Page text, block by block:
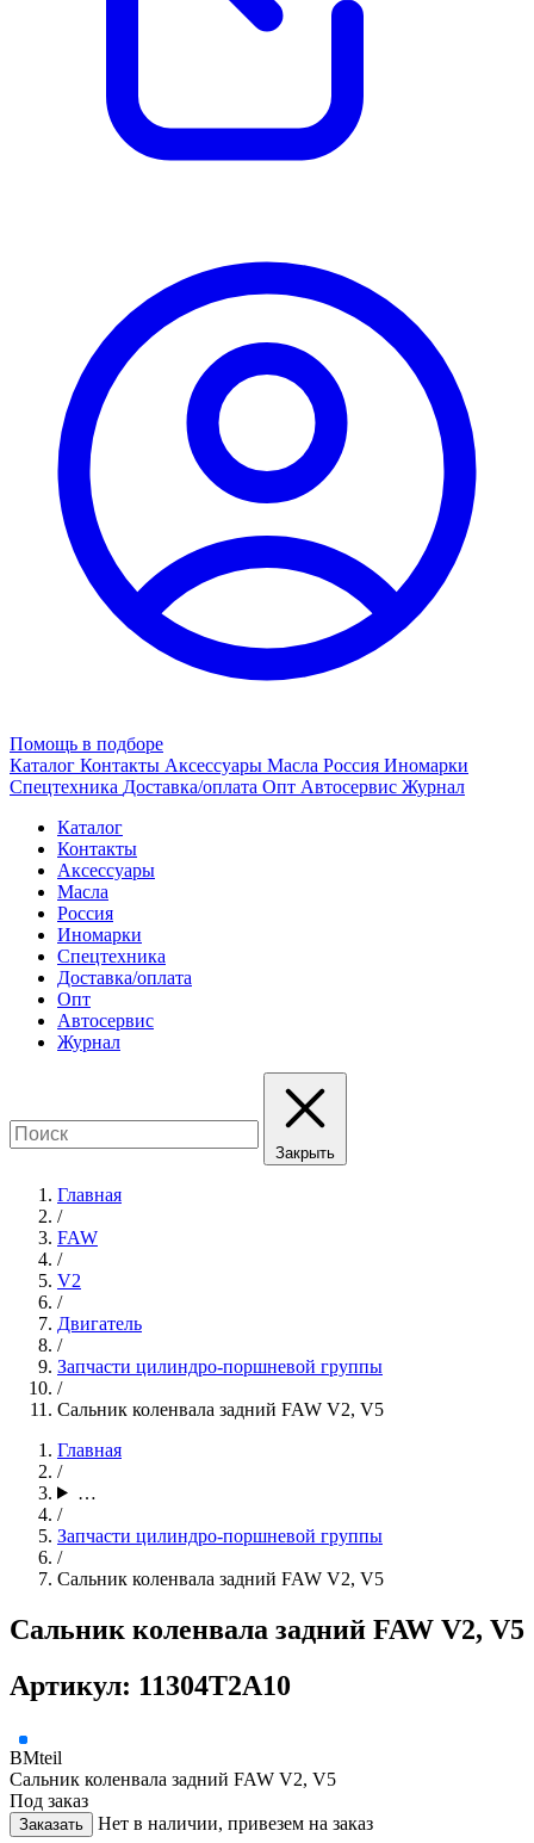
Помощь в подборе
Каталог Контакты Аксессуары Масла Россия Иномарки
Спецтехника Доставка/оплата Опт Автосервис Журнал
Каталог
Контакты
Аксессуары
Масла
Россия
Иномарки
Спецтехника
Доставка/оплата
Опт
Автосервис
Журнал
Закрыть
Главная
/
FAW
/
V2
/
Двигатель
/
Запчасти цилиндро-поршневой группы
/
Сальник коленвала задний FAW V2, V5
Главная
/
…
/
Запчасти цилиндро-поршневой группы
/
Сальник коленвала задний FAW V2, V5
Сальник коленвала задний FAW V2, V5
Артикул: 11304T2A10
BMteil
Сальник коленвала задний FAW V2, V5
Под заказ
Заказать Нет в наличии, привезем на заказ